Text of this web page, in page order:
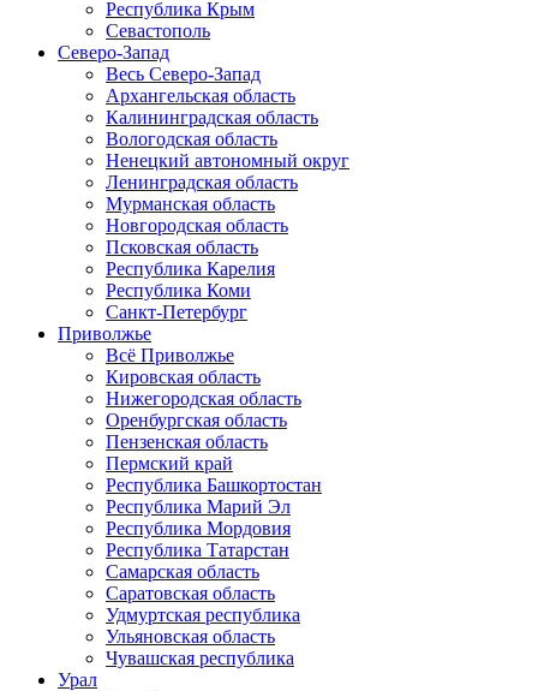
Республика Крым
Севастополь
Северо-Запад
Весь Северо-Запад
Архангельская область
Калининградская область
Вологодская область
Ненецкий автономный округ
Ленинградская область
Мурманская область
Новгородская область
Псковская область
Республика Карелия
Республика Коми
Санкт-Петербург
Приволжье
Всё Приволжье
Кировская область
Нижегородская область
Оренбургская область
Пензенская область
Пермский край
Республика Башкортостан
Республика Марий Эл
Республика Мордовия
Республика Татарстан
Самарская область
Саратовская область
Удмуртская республика
Ульяновская область
Чувашская республика
Урал